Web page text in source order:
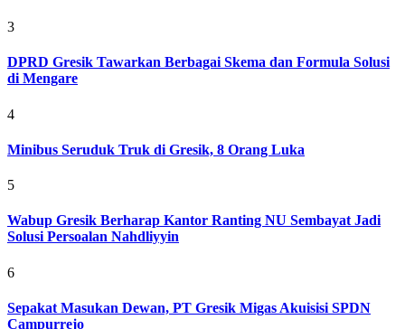
3
DPRD Gresik Tawarkan Berbagai Skema dan Formula Solusi
di Mengare
4
Minibus Seruduk Truk di Gresik, 8 Orang Luka
5
Wabup Gresik Berharap Kantor Ranting NU Sembayat Jadi
Solusi Persoalan Nahdliyyin
6
Sepakat Masukan Dewan, PT Gresik Migas Akuisisi SPDN
Campurrejo